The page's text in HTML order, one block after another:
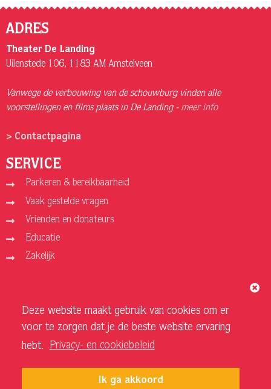
Deze website maakt gebruik van cookies om er
voor te zorgen dat je de beste website ervaring
hebt.
Privacy- en cookiebeleid
Ik ga akkoord
ADRES
Theater De Landing
Uilenstede 106, 1183 AM Amstelveen
Vanwege de verbouwing van de schouwburg vinden alle
voorstellingen en films plaats in De Landing - meer info
> Contactpagina
SERVICE
Parkeren & bereikbaarheid
Vaak gestelde vragen
Vrienden en donateurs
Educatie
Zakelijk
Over ons
Vacatures
Privacy- en cookiebeleid
Sponsoren en adverteerders